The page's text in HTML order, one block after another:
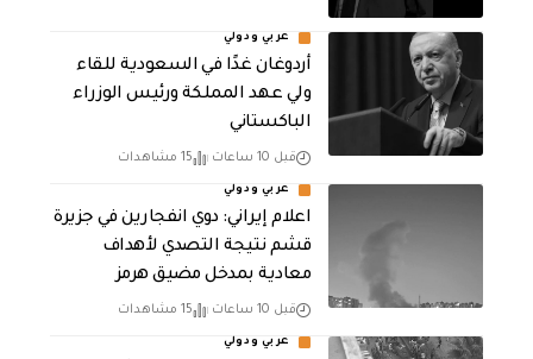
عربي ودولي
أردوغان غدًا في السعودية للقاء
ولي عهد المملكة ورئيس الوزراء
الباكستاني
قبل 10 ساعات 15 مشاهدات
عربي ودولي
اعلام إيراني: دوي انفجارين في جزيرة
قشم نتيجة التصدي لأهداف
معادية بمدخل مضيق هرمز
قبل 10 ساعات 15 مشاهدات
عربي ودولي